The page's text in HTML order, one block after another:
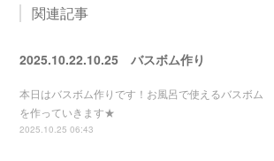
関連記事
2025.10.22.10.25 バスボム作り
本日はバスボム作りです！お風呂で使えるバスボム
を作っていきます★
2025.10.25 06:43